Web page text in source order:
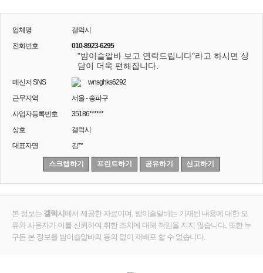
업체명
갤럭시
전화번호
010-8923-6295
"밤이슬알바 보고 연락드립니다"라고 하시면 상
담이 더욱 편해집니다.
메신저 SNS
wnsghks6292
근무지역
서울 - 송파구
사업자등록번호
35186******
상호
갤럭시
대표자명
김**
스크랩하기 프린트하기 공유하기 신고하기
본 정보는 갤럭시에서 제공한 자료이며, 밤이슬알바는 기재된 내용에 대한 오
류와 사용자가 이를 신뢰하여 취한 조치에 대해 책임을 지지 않습니다. 또한 누
구든 본 정보를 밤이슬알바의 동의 없이 재배포 할 수 없습니다.